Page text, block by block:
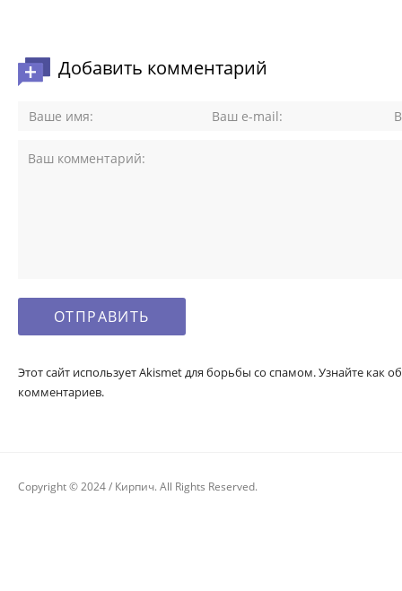
Добавить комментарий
Этот сайт использует Akismet для борьбы со спамом. Узнайте как
комментариев.
Copyright © 2024 / Кирпич. All Rights Reserved.